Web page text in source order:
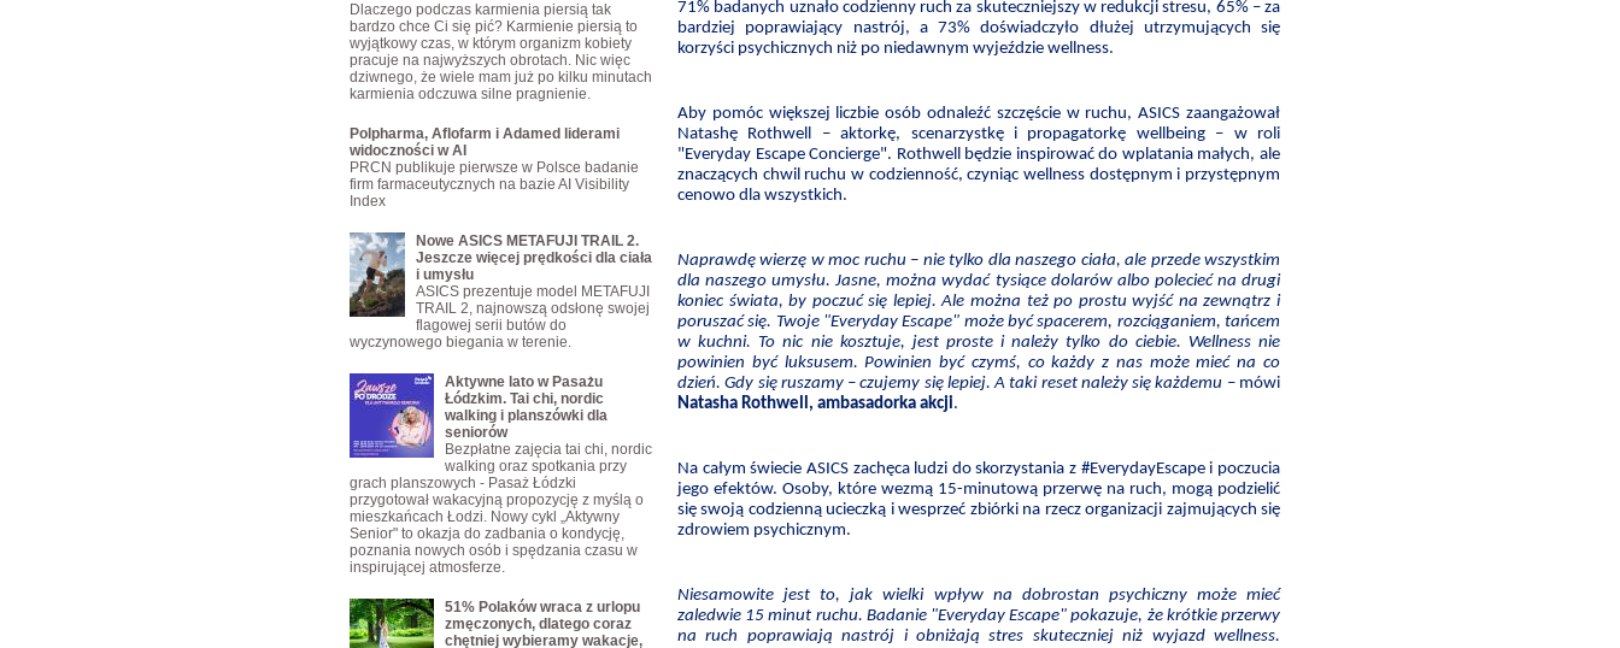
71% badanych uznało codzienny ruch za skuteczniejszy w redukcji stresu, 65% – za
bardziej poprawiający nastrój, a 73% doświadczyło dłużej utrzymujących się
korzyści psychicznych niż po niedawnym wyjeździe wellness.
Aby pomóc większej liczbie osób odnaleźć szczęście w ruchu, ASICS zaangażował
Natashę Rothwell – aktorkę, scenarzystkę i propagatorkę wellbeing – w roli
"Everyday Escape Concierge". Rothwell będzie inspirować do wplatania małych, ale
znaczących chwil ruchu w codzienność, czyniąc wellness dostępnym i przystępnym
cenowo dla wszystkich.
Naprawdę wierzę w moc ruchu – nie tylko dla naszego ciała, ale przede wszystkim
dla naszego umysłu. Jasne, można wydać tysiące dolarów albo polecieć na drugi
koniec świata, by poczuć się lepiej. Ale można też po prostu wyjść na zewnątrz i
poruszać się. Twoje "Everyday Escape" może być spacerem, rozciąganiem, tańcem
w kuchni. To nic nie kosztuje, jest proste i należy tylko do ciebie. Wellness nie
powinien być luksusem. Powinien być czymś, co każdy z nas może mieć na co
dzień. Gdy się ruszamy – czujemy się lepiej. A taki reset należy się każdemu – mówi
Natasha Rothwell, ambasadorka akcji.
Na całym świecie ASICS zachęca ludzi do skorzystania z #EverydayEscape i poczucia
jego efektów. Osoby, które wezmą 15-minutową przerwę na ruch, mogą podzielić
się swoją codzienną ucieczką i wesprzeć zbiórki na rzecz organizacji zajmujących się
zdrowiem psychicznym.
Niesamowite jest to, jak wielki wpływ na dobrostan psychiczny może mieć
zaledwie 15 minut ruchu. Badanie "Everyday Escape" pokazuje, że krótkie przerwy
na ruch poprawiają nastrój i obniżają stres skuteczniej niż wyjazd wellness.
Dlaczego podczas karmienia piersią tak
bardzo chce Ci się pić? Karmienie piersią to
wyjątkowy czas, w którym organizm kobiety
pracuje na najwyższych obrotach. Nic więc
dziwnego, że wiele mam już po kilku minutach
karmienia odczuwa silne pragnienie.
Polpharma, Aflofarm i Adamed liderami
widoczności w AI
PRCN publikuje pierwsze w Polsce badanie
firm farmaceutycznych na bazie AI Visibility
Index
Nowe ASICS METAFUJI TRAIL 2.
Jeszcze więcej prędkości dla ciała
i umysłu
ASICS prezentuje model METAFUJI
TRAIL 2, najnowszą odsłonę swojej
flagowej serii butów do
wyczynowego biegania w terenie.
Aktywne lato w Pasażu
Łódzkim. Tai chi, nordic
walking i planszówki dla
seniorów
Bezpłatne zajęcia tai chi, nordic
walking oraz spotkania przy
grach planszowych - Pasaż Łódzki
przygotował wakacyjną propozycję z myślą o
mieszkańcach Łodzi. Nowy cykl „Aktywny
Senior" to okazja do zadbania o kondycję,
poznania nowych osób i spędzania czasu w
inspirującej atmosferze.
51% Polaków wraca z urlopu
zmęczonych, dlatego coraz
chętniej wybieramy wakacje,